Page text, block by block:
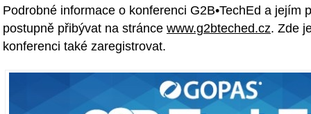
Podrobné informace o konferenci G2B•TechEd a jejím
postupně přibývat na stránce www.g2bteched.cz. Zde
konferenci také zaregistrovat.